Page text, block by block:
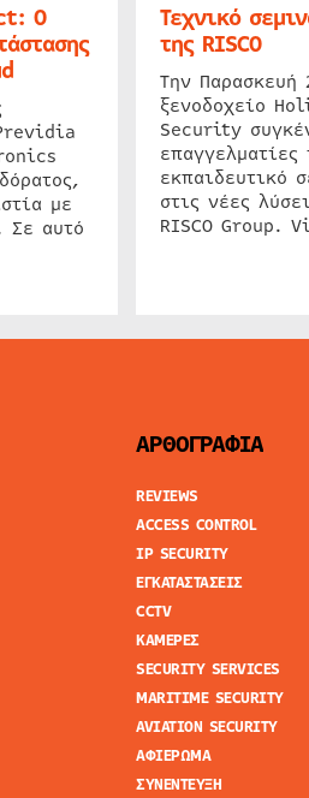
Ο
με
Σε αυτό
Τεχνικό
της RISCO
Την Παρασκευή
ξενοδοχείο
Security
εκπαιδευτικό
στις νέες
RISCO Group.
ΑΡΘΟΓΡΑΦΙΑ
REVIEWS
ACCESS CONTROL
IP SECURITY
ΕΓΚΑΤΑΣΤΑΣΕΙΣ
CCTV
ΚΑΜΕΡΕΣ
SECURITY SERVICES
MARITIME SECURITY
AVIATION SECURITY
ΑΦΙΕΡΩΜΑ
ΣΥΝΕΝΤΕΥΞΗ